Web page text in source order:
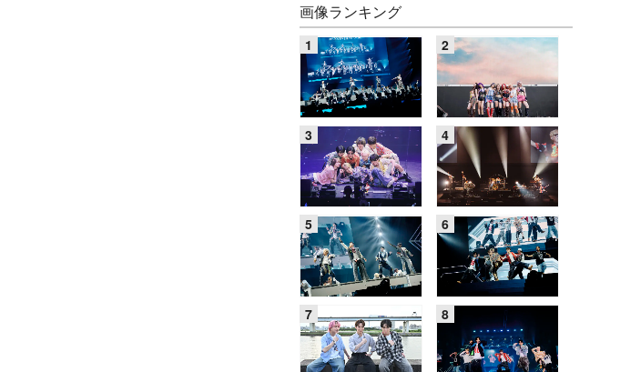
画像ランキング